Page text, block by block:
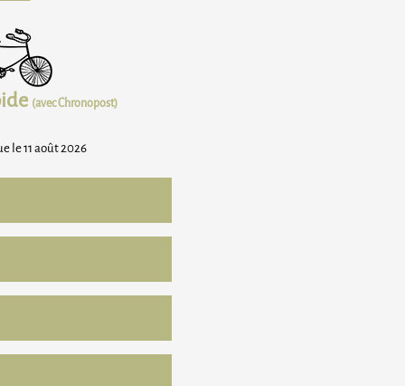
(avec Chronopost)
le 11 août 2026